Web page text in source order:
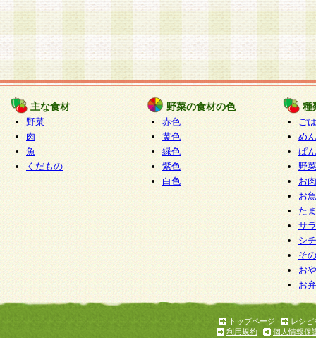
主な食材
野菜
肉
魚
くだもの
野菜の食材の色
赤色
黄色
緑色
紫色
白色
種
ご
めん
ぱん
野
お
お
た
サ
シ
そ
お
お
トップページ
レシピ
利用規約
個人情報保